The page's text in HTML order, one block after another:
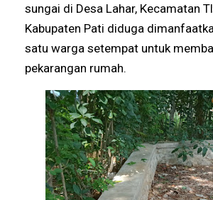
sungai di Desa Lahar, Kecamatan
Kabupaten Pati diduga
satu warga setempat untuk
pekarangan rumah.